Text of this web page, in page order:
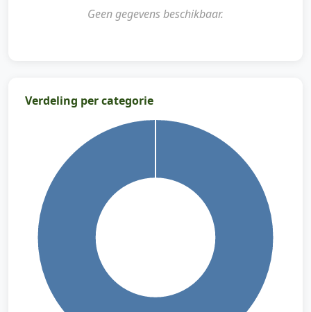
Geen gegevens beschikbaar.
Verdeling per categorie